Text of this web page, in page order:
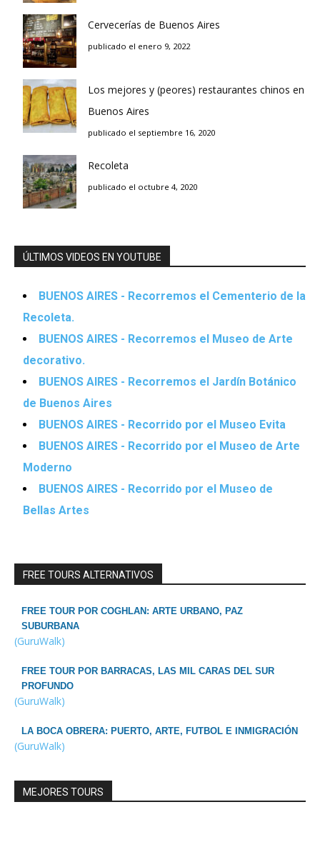
Cervecerías de Buenos Aires
publicado el enero 9, 2022
Los mejores y (peores) restaurantes chinos en
Buenos Aires
publicado el septiembre 16, 2020
Recoleta
publicado el octubre 4, 2020
ÚLTIMOS VIDEOS EN YOUTUBE
BUENOS AIRES - Recorremos el Cementerio de la
Recoleta.
BUENOS AIRES - Recorremos el Museo de Arte
decorativo.
BUENOS AIRES - Recorremos el Jardín Botánico
de Buenos Aires
BUENOS AIRES - Recorrido por el Museo Evita
BUENOS AIRES - Recorrido por el Museo de Arte
Moderno
BUENOS AIRES - Recorrido por el Museo de
Bellas Artes
FREE TOURS ALTERNATIVOS
FREE TOUR POR COGHLAN: ARTE URBANO, PAZ
SUBURBANA
(GuruWalk)
FREE TOUR POR BARRACAS, LAS MIL CARAS DEL SUR
PROFUNDO
(GuruWalk)
LA BOCA OBRERA: PUERTO, ARTE, FUTBOL E INMIGRACIÓN
(GuruWalk)
MEJORES TOURS